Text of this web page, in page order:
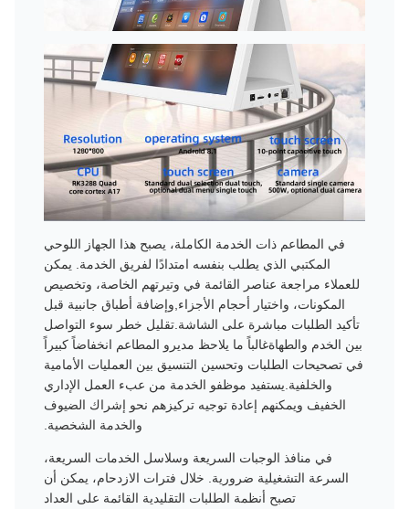
في المطاعم ذات الخدمة الكاملة، يصبح هذا الجهاز اللوحي
المكتبي الذي يطلب بنفسه امتدادًا لفريق الخدمة. يمكن
للعملاء مراجعة عناصر القائمة في وتيرتهم الخاصة، وتخصيص
المكونات، واختيار أحجام الأجزاء,وإضافة أطباق جانبية قبل
تأكيد الطلبات مباشرة على الشاشة.تقليل خطر سوء التواصل
بين الخدم والطهاةغالباً ما يلاحظ مديرو المطاعم انخفاضاً كبيراً
في تصحيحات الطلبات وتحسين التنسيق بين العمليات الأمامية
والخلفية.يستفيد موظفو الخدمة من عبء العمل الإداري
الخفيف ويمكنهم إعادة توجيه تركيزهم نحو إشراك الضيوف
والخدمة الشخصية.
في منافذ الوجبات السريعة وسلاسل الخدمات السريعة،
السرعة التشغيلية ضرورية. خلال فترات الازدحام، يمكن أن
تصبح أنظمة الطلبات التقليدية القائمة على العداد